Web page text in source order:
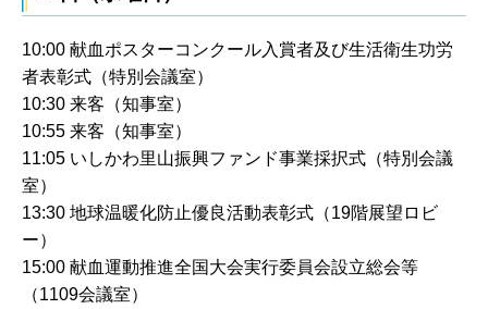
10:00 献血ポスターコンクール入賞者及び生活衛生功労
者表彰式（特別会議室）
10:30 来客（知事室）
10:55 来客（知事室）
11:05 いしかわ里山振興ファンド事業採択式（特別会議
室）
13:30 地球温暖化防止優良活動表彰式（19階展望ロビ
ー）
15:00 献血運動推進全国大会実行委員会設立総会等
（1109会議室）